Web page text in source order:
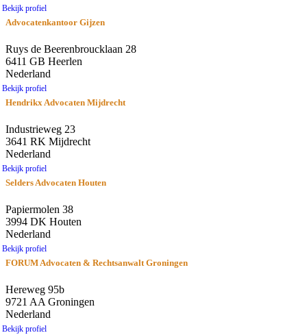
Bekijk profiel
Advocatenkantoor Gijzen
Ruys de Beerenbroucklaan 28
6411 GB Heerlen
Nederland
Bekijk profiel
Hendrikx Advocaten Mijdrecht
Industrieweg 23
3641 RK Mijdrecht
Nederland
Bekijk profiel
Selders Advocaten Houten
Papiermolen 38
3994 DK Houten
Nederland
Bekijk profiel
FORUM Advocaten & Rechtsanwalt Groningen
Hereweg 95b
9721 AA Groningen
Nederland
Bekijk profiel